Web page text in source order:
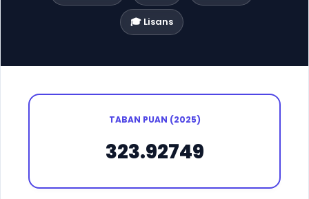
🎓 Lisans
TABAN PUAN (2025)
323.92749